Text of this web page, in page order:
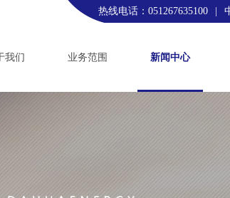
热线电话：051267635100
我们 业务范围 新闻中心